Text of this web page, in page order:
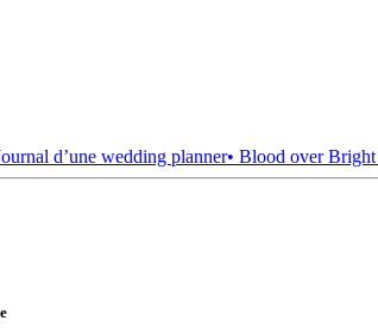
d’une wedding planner• Blood over